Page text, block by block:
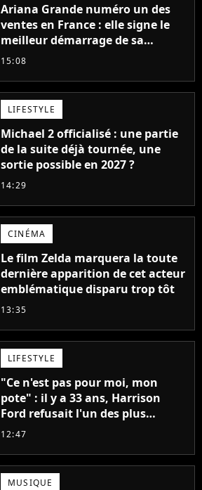
Ariana Grande numéro un des
ventes en France : elle signe le
meilleur démarrage de sa
carrière avec son album Petal
15:08
LIFESTYLE
Michael 2 officialisé : une partie
de la suite déjà tournée, une
sortie possible en 2027 ?
14:29
CINÉMA
Le film Zelda marquera la toute
dernière apparition de cet acteur
emblématique disparu trop tôt
13:35
LIFESTYLE
"Ce n'est pas pour moi, mon
pote" : il y a 33 ans, Harrison
Ford refusait l'un des plus
grands succès de tous les temps
12:47
MUSIQUE